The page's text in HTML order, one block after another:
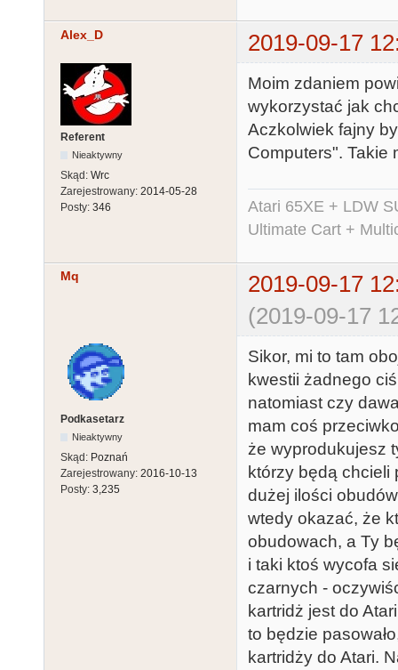
Alex_D 2019-09-17
Referent
Nieaktywny
Skąd: Wrc
Zarejestrowany: 2014-05-28
Posty: 346
Moim zdaniem
wykorzystać jak
Aczkolwiek fajny
Computers". Takie
Atari 65XE + LDW
Ultimate Cart +
Mq
2019-09-17
(2019-09-17
Podkasetarz
Nieaktywny
Skąd: Poznań
Zarejestrowany: 2016-10-13
Posty: 3,235
Sikor, mi to tam
kwestii żadnego
natomiast czy
mam coś
że wyprodukujesz
którzy będą
dużej ilości
wtedy okazać, że
obudowach, a Ty
i taki ktoś wycofa
czarnych -
kartridż jest do
to będzie
kartridży do Atari.